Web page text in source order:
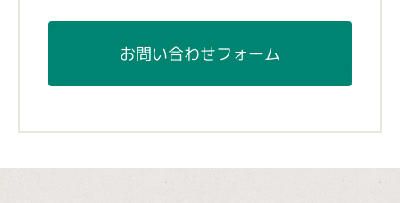
お問い合わせフォーム